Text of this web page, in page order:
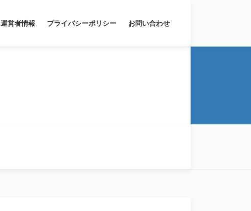
運営者情報 プライバシーポリシー お問い合わせ